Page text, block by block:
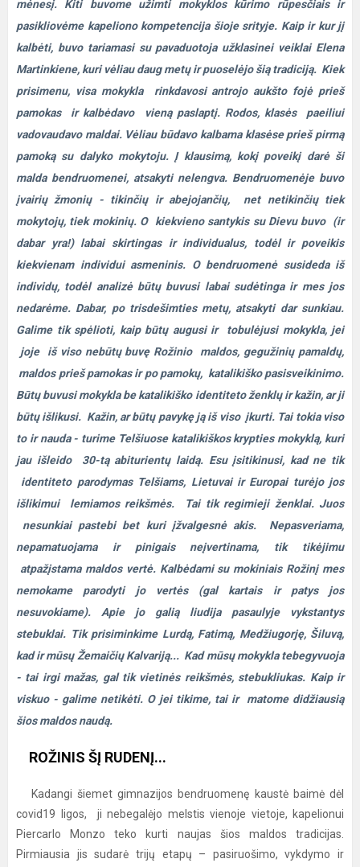
mėnesį. Kiti buvome užimti mokyklos kūrimo rūpesčiais ir
pasikliovėme kapeliono kompetencija šioje srityje. Kaip ir kur jį
kalbėti, buvo tariamasi su pavaduotoja užklasinei veiklai Elena
Martinkiene, kuri vėliau daug metų ir puoselėjo šią tradiciją. Kiek
prisimenu, visa mokykla rinkdavosi antrojo aukšto fojė prieš
pamokas ir kalbėdavo vieną paslaptį. Rodos, klasės paeiliui
vadovaudavo maldai. Vėliau būdavo kalbama klasėse prieš pirmą
pamoką su dalyko mokytoju. Į klausimą, kokį poveikį darė ši
malda bendruomenei, atsakyti nelengva. Bendruomenėje buvo
įvairių žmonių - tikinčių ir abejojančių, net netikinčių tiek
mokytojų, tiek mokinių. O kiekvieno santykis su Dievu buvo (ir
dabar yra!) labai skirtingas ir individualus, todėl ir poveikis
kiekvienam individui asmeninis. O bendruomenė susideda iš
individų, todėl analizė būtų buvusi labai sudėtinga ir mes jos
nedarėme. Dabar, po trisdešimties metų, atsakyti dar sunkiau.
Galime tik spėlioti, kaip būtų augusi ir tobulėjusi mokykla, jei
joje iš viso nebūtų buvę Rožinio maldos, gegužinių pamaldų,
maldos prieš pamokas ir po pamokų, katalikiško pasisveikinimo.
Būtų buvusi mokykla be katalikiško identiteto ženklų ir kažin, ar ji
būtų išlikusi. Kažin, ar būtų pavykę ją iš viso įkurti. Tai tokia viso
to ir nauda - turime Telšiuose katalikiškos krypties mokyklą, kuri
jau išleido 30-tą abiturientų laidą. Esu įsitikinusi, kad ne tik
identiteto parodymas Telšiams, Lietuvai ir Europai turėjo jos
išlikimui lemiamos reikšmės. Tai tik regimieji ženklai. Juos
nesunkiai pastebi bet kuri įžvalgesnė akis. Nepasveriama,
nepamatuojama ir pinigais neįvertinama, tik tikėjimu
atpažįstama maldos vertė. Kalbėdami su mokiniais Rožinį mes
nemokame parodyti jo vertės (gal kartais ir patys jos
nesuvokiame). Apie jo galią liudija pasaulyje vykstantys
stebuklai. Tik prisiminkime Lurdą, Fatimą, Medžiugorję, Šiluvą,
kad ir mūsų Žemaičių Kalvariją... Kad mūsų mokykla tebegyvuoja
- tai irgi mažas, gal tik vietinės reikšmės, stebukliukas. Kaip ir
viskuo - galime netikėti. O jei tikime, tai ir matome didžiausią
šios maldos naudą.
ROŽINIS ŠĮ RUDENĮ...
Kadangi šiemet gimnazijos bendruomenę kaustė baimė dėl
covid19 ligos, ji nebegalėjo melstis vienoje vietoje, kapelionui
Piercarlo Monzo teko kurti naujas šios maldos tradicijas.
Pirmiausia jis sudarė trijų etapų – pasiruošimo, vykdymo ir